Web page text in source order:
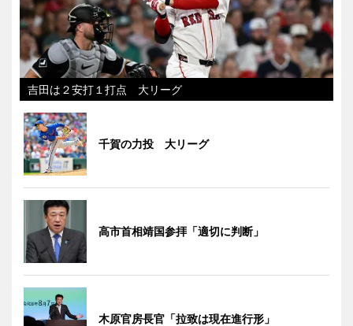
吉田は２安打１打点 大リーグ
千賀の力投 大リーグ
高市首相靖国参拝「適切に判断」
木原官房長官「拉致は現在進行形」